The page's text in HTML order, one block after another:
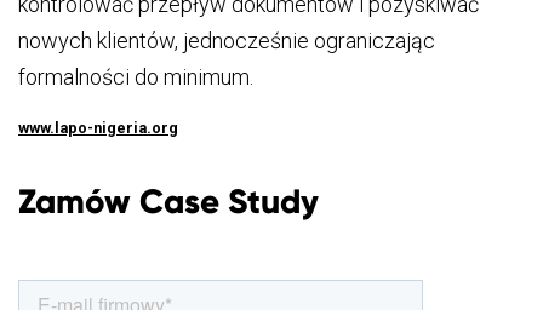
nowych klientów, jednocześnie ograniczając
formalności do minimum.
www.lapo-nigeria.org
Zamów Case Study